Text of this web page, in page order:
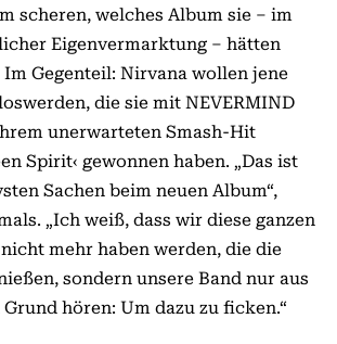
scheren, welches Album sie – im
Eigenvermarktung – hätten
Gegenteil: Nirvana wollen jene
die sie mit NEVERMIND
unerwarteten Smash-Hit
Spirit‹ gewonnen haben. „Das ist
Sachen beim neuen Album“,
„Ich weiß, dass wir diese ganzen
mehr haben werden, die die
sondern unsere Band nur aus
hören: Um dazu zu ficken.“